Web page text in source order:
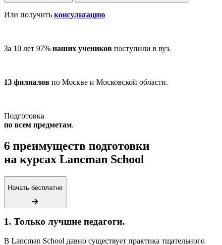
Или получить консультацию
За 10 лет 97% наших учеников поступили в вуз.
13 филиалов по Москве и Московской области.
Подготовка
по всем предметам.
6 преимуществ подготовки
на курсах Lancman School
Начать бесплатно
1. Только лучшие педагоги.
В Lancman School давно существует практика тщательного